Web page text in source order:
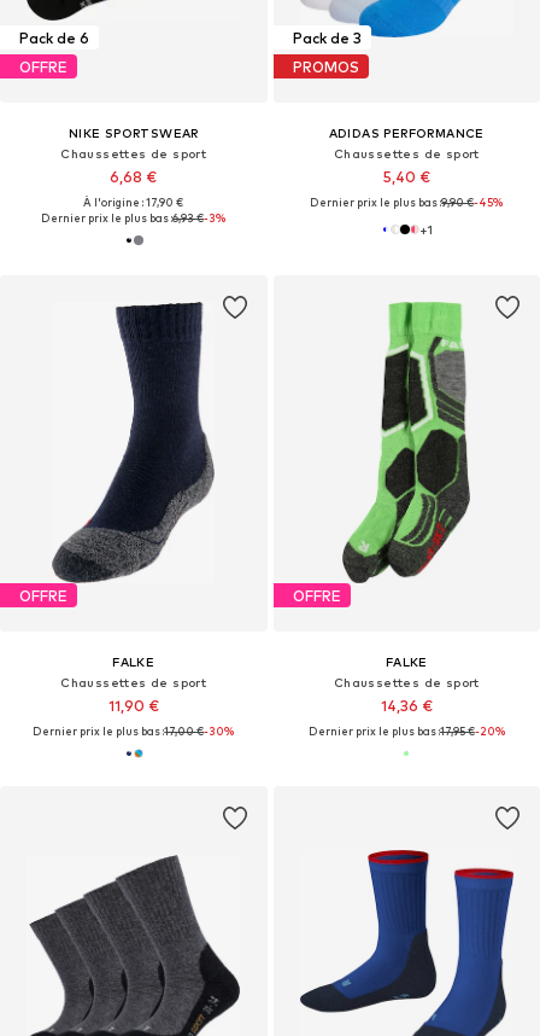
Pack de 6
OFFRE
NIKE SPORTSWEAR
Chaussettes de sport
6,68 €
À l'origine : 17,90 €
Dernier prix le plus bas :6,93 €-3%
Pack de 3
PROMOS
ADIDAS PERFORMANCE
Chaussettes de sport
5,40 €
Dernier prix le plus bas :9,90 €-45%
+1
OFFRE
FALKE
Chaussettes de sport
11,90 €
Dernier prix le plus bas :17,00 €-30%
OFFRE
FALKE
Chaussettes de sport
14,36 €
Dernier prix le plus bas :17,95 €-20%